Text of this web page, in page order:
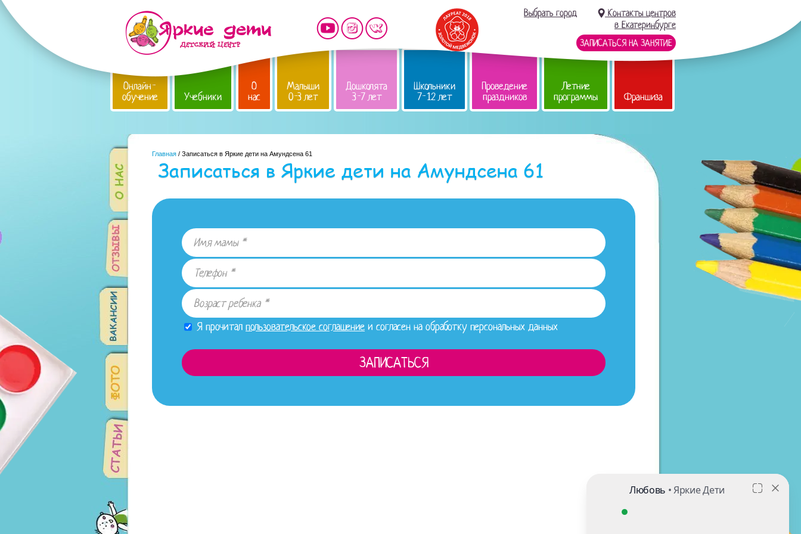
Выбрать город
Контакты центров
в Екатеринбурге
ЗАПИСАТЬСЯ НА ЗАНЯТИЕ
Онлайн-
обучение Учебники
О
нас
Малыши
0-3 лет
Дошколята
3-7 лет
Школьники
7-12 лет
Проведение
праздников
Летние
программы Франшиза
Главная / Записаться в Яркие дети на Амундсена 61
Записаться в Яркие дети на Амундсена 61
Я прочитал пользовательское соглашение и согласен на обработку персональных данных